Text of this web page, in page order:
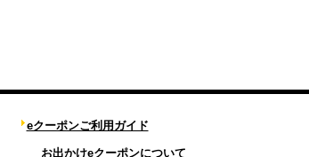
eクーポンご利用ガイド
お出かけeクーポンについて